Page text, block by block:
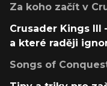
Za koho začít v
Crusader Kings III
a které raději
Songs of